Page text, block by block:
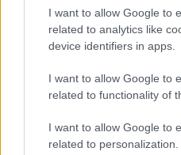
I want to allow Google to
related to analytics like
device identifiers in apps.
I want to allow Google to
related to functionality of
I want to allow Google to
related to personalization.
Le previsioni
Gallura
Michelle
vivo: un amico vip